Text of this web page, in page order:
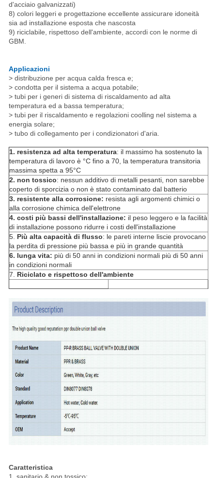
d'acciaio galvanizzati)
8) colori leggeri e progettazione eccellente assicurare idoneità
sia ad installazione esposta che nascosta
9) riciclabile, rispettoso dell'ambiente, accordi con le norme di
GBM.
Applicazioni
> distribuzione per acqua calda fresca e;
> condotta per il sistema a acqua potabile;
> tubi per i generi di sistema di riscaldamento ad alta
temperatura ed a bassa temperatura;
> tubi per il riscaldamento e regolazioni coolling nel sistema a
energia solare;
> tubo di collegamento per i condizionatori d'aria.
1. resistenza ad alta temperatura: il massimo ha sostenuto la
temperatura di lavoro è °C fino a 70, la temperatura transitoria
massima spetta a 95°C
2. non tossico: nessun additivo di metalli pesanti, non sarebbe
coperto di sporcizia o non è stato contaminato dal batterio
3. resistente alla corrosione: resista agli argomenti chimici o
alla corrosione chimica dell'elettrone
4. costi più bassi dell'installazione: il peso leggero e la facilità
di installazione possono ridurre i costi dell'installazione
5. Più alta capacità di flusso: le pareti interne liscie provocano
la perdita di pressione più bassa e più in grande quantità
6. lunga vita: più di 50 anni in condizioni normali più di 50 anni
in condizioni normali
7. Riciclato e rispettoso dell'ambiente
Caratteristica